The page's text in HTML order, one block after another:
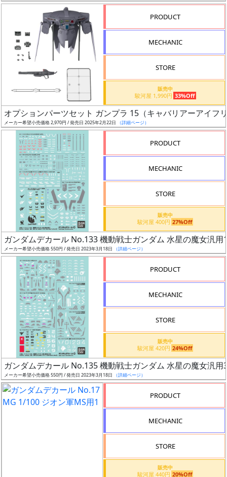
ー
ズ・
況
売
抽
選
中
PRODUCT
MECHANIC
STORE
販売中
駿河屋 1,990円 33%Off
オプションパーツセット ガンプラ 15（キャバリアーアイフ
メーカー希望小売価格 2,970円 / 発売日 2025年2月22日 （詳細ページ）
PRODUCT
MECHANIC
STORE
販売中
駿河屋 400円 27%Off
ガンダムデカール No.133 機動戦士ガンダム 水星の魔女汎用
メーカー希望小売価格 550円 / 発売日 2023年3月18日 （詳細ページ）
PRODUCT
MECHANIC
STORE
販売中
駿河屋 420円 24%Off
ガンダムデカール No.135 機動戦士ガンダム 水星の魔女汎用
メーカー希望小売価格 550円 / 発売日 2023年3月18日 （詳細ページ）
PRODUCT
MECHANIC
STORE
販売中
駿河屋 440円 20%Off